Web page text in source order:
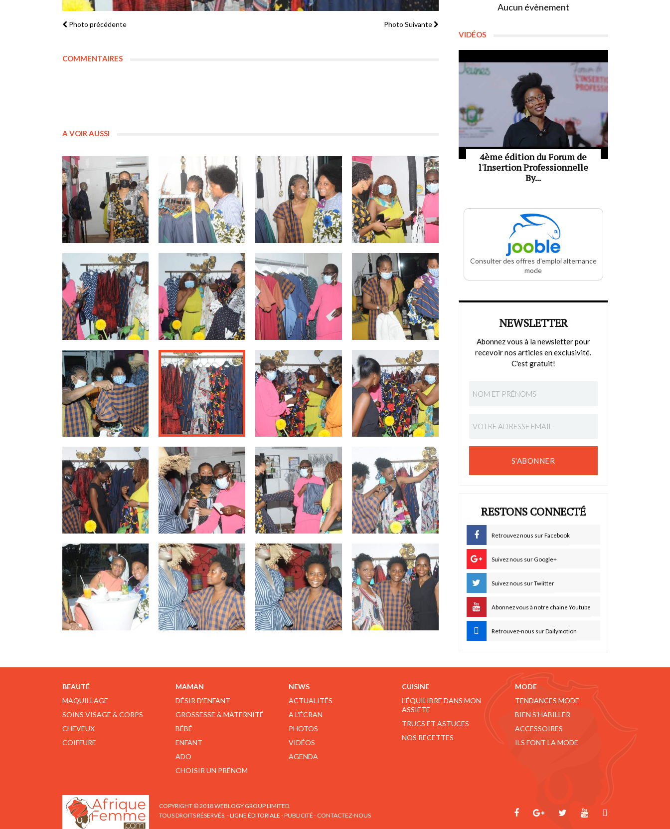
Photo précédente Photo Suivante
COMMENTAIRES
A VOIR AUSSI
Aucun évènement
VIDÉOS
4ème édition du Forum de
l'Insertion Professionnelle
By...
Consulter des offres d'emploi alternance
mode
NEWSLETTER
Abonnez vous à la newsletter pour
recevoir nos articles en exclusivité.
C'est gratuit!
S'ABONNER
RESTONS CONNECTÉ
Retrouvez nous sur Facebook
Suivez nous sur Google+
Suivez nous sur Twiitter
Abonnez vous à notre chaine Youtube
Retrouvez-nous sur Dailymotion
BEAUTÉ
MAQUILLAGE
SOINS VISAGE & CORPS
CHEVEUX
COIFFURE
MAMAN
DÉSIR D'ENFANT
GROSSESSE & MATERNITÉ
BÉBÉ
ENFANT
ADO
CHOISIR UN PRÉNOM
NEWS
ACTUALITÉS
A L'ÉCRAN
PHOTOS
VIDÉOS
AGENDA
CUISINE
L'ÉQUILIBRE DANS MON
ASSIETE
TRUCS ET ASTUCES
NOS RECETTES
MODE
TENDANCES MODE
BIEN S'HABILLER
ACCESSOIRES
ILS FONT LA MODE
COPYRIGHT © 2018 WEBLOGY GROUP LIMITED.
TOUS DROITS RÉSERVÉS. -LIGNE ÉDITORIALE -PUBLICITÉ - CONTACTEZ-NOUS